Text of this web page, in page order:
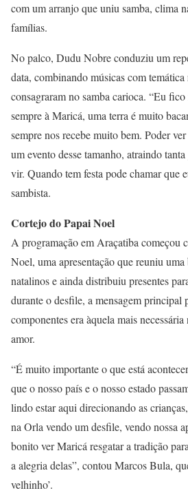
com um arranjo que uniu samba, clima
famílias.
No palco, Dudu Nobre conduziu um
data, combinando músicas com temática
consagraram no samba carioca. “Eu
sempre à Maricá, uma terra é muito
sempre nos recebe muito bem. Poder
um evento desse tamanho, atraindo
vir. Quando tem festa pode chamar que
sambista.
Cortejo do Papai Noel
A programação em Araçatiba começou
Noel, uma apresentação que reuniu uma
natalinos e ainda distribuiu presentes
durante o desfile, a mensagem principal
componentes era àquela mais
amor.
“É muito importante o que está
que o nosso país e o nosso estado
lindo estar aqui direcionando as
na Orla vendo um desfile, vendo nossa
bonito ver Maricá resgatar a tradição
a alegria delas”, contou Marcos Bula,
velhinho’.